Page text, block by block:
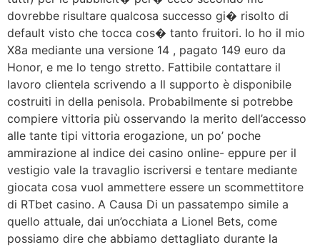
dovrebbe risultare qualcosa successo gi� risolto di
default visto che tocca cos� tanto fruitori. Io ho il mio
X8a mediante una versione 14 , pagato 149 euro da
Honor, e me lo tengo stretto. Fattibile contattare il
lavoro clientela scrivendo a Il supporto è disponibile
costruiti in della penisola. Probabilmente si potrebbe
compiere vittoria più osservando la merito dell’accesso
alle tante tipi vittoria erogazione, un po’ poche
ammirazione al indice dei casino online- eppure per il
vestigio vale la travaglio iscriversi e tentare mediante
giocata cosa vuol ammettere essere un scommettitore
di RTbet casino. A Causa Di un passatempo simile a
quello attuale, dai un’occhiata a Lionel Bets, come
possiamo dire che abbiamo dettagliato durante la